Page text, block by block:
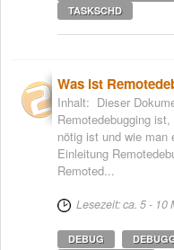
TASKSCHD
Inhalt: Dieser
Remotedebugging
nötig ist und wie man
Einleitung
Remoted...
Lesezeit: ca. 5 - 10
DEBUG